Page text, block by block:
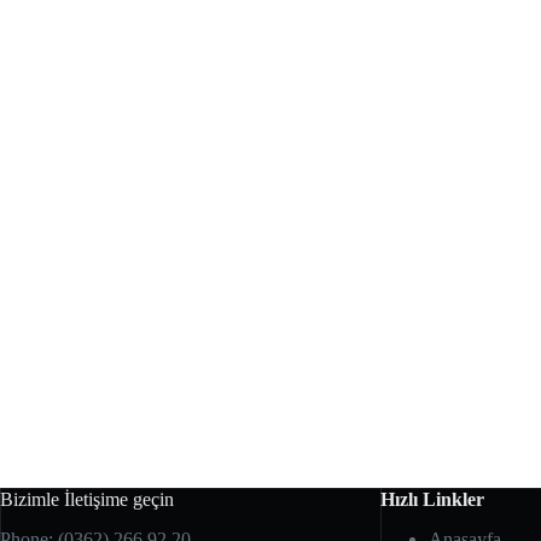
Bizimle İletişime geçin
Hızlı Linkler